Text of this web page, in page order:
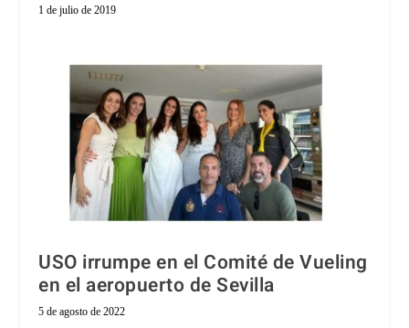
1 de julio de 2019
USO irrumpe en el Comité de Vueling
en el aeropuerto de Sevilla
5 de agosto de 2022